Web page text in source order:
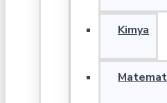
Kimya